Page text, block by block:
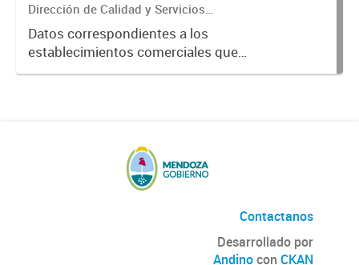
Dirección de Calidad y Servicios
Turísticos
Datos correspondientes a los
establecimientos comerciales que
provén servicios turísticos de
Contactanos
Desarrollado por
Andinocon CKAN